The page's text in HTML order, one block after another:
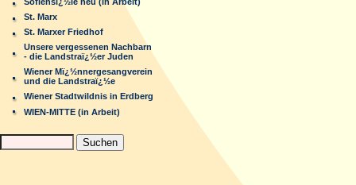
St. Marx
St. Marxer Friedhof
Unsere vergessenen Nachbarn
- die Landstraï¿½er Juden
Wiener Mï¿½nnergesangverein
und die Landstraï¿½e
Wiener Stadtwildnis in Erdberg
WIEN-MITTE (in Arbeit)